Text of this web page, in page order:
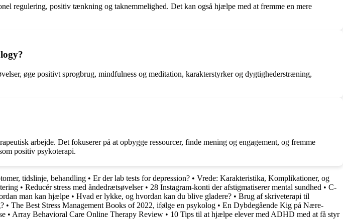
regulering, positiv tænkning og taknemmelighed. Det kan også hjælpe med at fremme en mere
øge positivt sprogbrug, mindfulness og meditation, karakterstyrker og dygtighederstræning,
arbejde. Det fokuserer på at opbygge ressourcer, finde mening og engagement, og fremme
positiv psykoterapi.
tidslinje, behandling • Er der lab tests for depression? • Vrede: Karakteristika, Komplikationer, og
• Reducér stress med åndedrætsøvelser• 28 Instagram-konti der afstigmatiserer mental sundhed • C-
man kan hjælpe • Hvad er lykke, og hvordan kan du blive gladere? • Brug af skriveterapi til
• The Best Stress Management Books of 2022, ifølge en psykolog • En Dybdegående Kig på Nære-
• Array Behavioral Care Online Therapy Review • 10 Tips til at hjælpe elever med ADHD med at få styr